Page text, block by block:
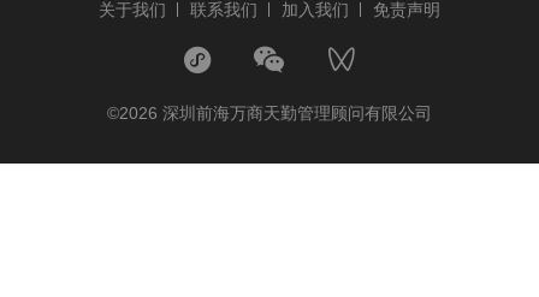
关于我们 联系我们 加入我们 免责声明
©2026 深圳前海万商天勤管理顾问有限公司